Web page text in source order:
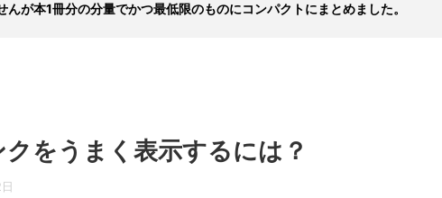
んが本1冊分の分量でかつ最低限のものにコンパクトにまとめました。
をうまく表示するには？